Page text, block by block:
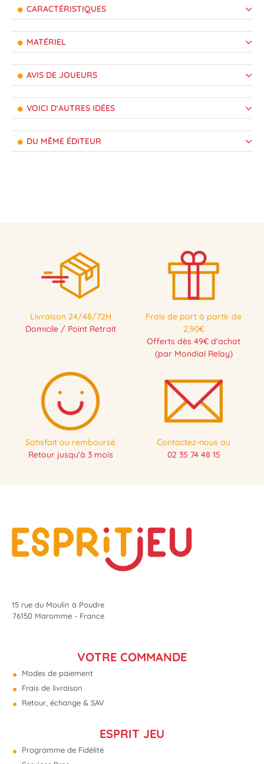
CARACTÉRISTIQUES
MATÉRIEL
AVIS DE JOUEURS
VOICI D'AUTRES IDÉES
DU MÊME ÉDITEUR
Livraison 24/48/72H
Domicile / Point Retrait
Frais de port à partir de
2,90€
Offerts dès 49€ d'achat
(par Mondial Relay)
Satisfait ou remboursé
Retour jusqu'à 3 mois
Contactez-nous au
02 35 74 48 15
15 rue du Moulin à Poudre
76150 Maromme - France
VOTRE COMMANDE
Modes de paiement
Frais de livraison
Retour, échange & SAV
ESPRIT JEU
Programme de Fidélité